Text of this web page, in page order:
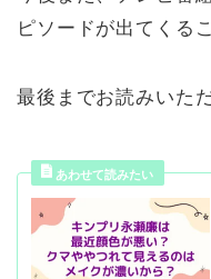
ピソードが出てくる
最後までお読みいた